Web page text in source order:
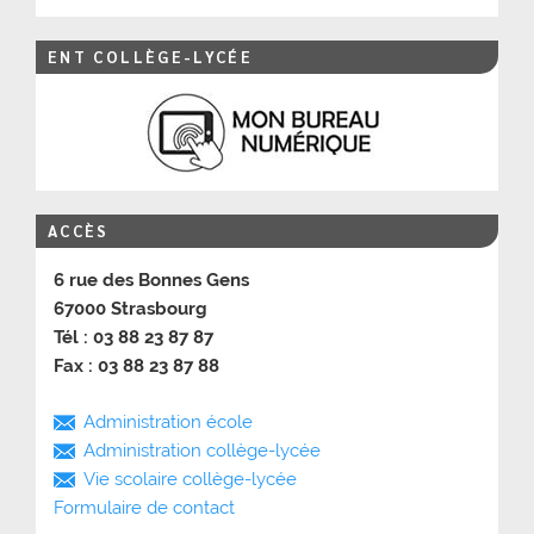
ENT COLLÈGE-LYCÉE
ACCÈS
6 rue des Bonnes Gens
67000 Strasbourg
Tél : 03 88 23 87 87
Fax : 03 88 23 87 88
Administration école
Administration collège-lycée
Vie scolaire collège-lycée
Formulaire de contact